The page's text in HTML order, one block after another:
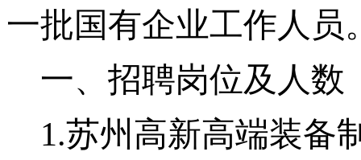
一批国有企业工作人员
一、招聘岗位及人数
1.苏州高新高端装备